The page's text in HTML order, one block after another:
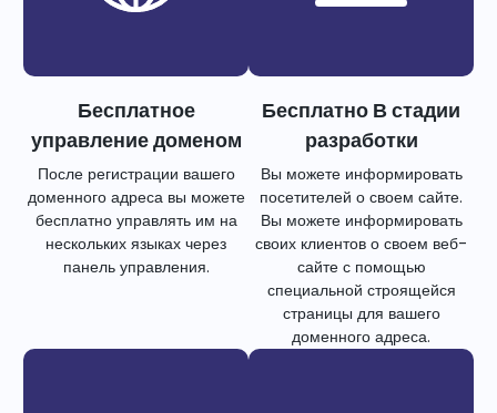
Бесплатное
управление доменом
После регистрации вашего
доменного адреса вы можете
бесплатно управлять им на
нескольких языках через
панель управления.
Бесплатно В стадии
разработки
Вы можете информировать
посетителей о своем сайте.
Вы можете информировать
своих клиентов о своем веб-
сайте с помощью
специальной строящейся
страницы для вашего
доменного адреса.